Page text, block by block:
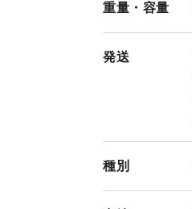
重量・ 容量
発送
種別